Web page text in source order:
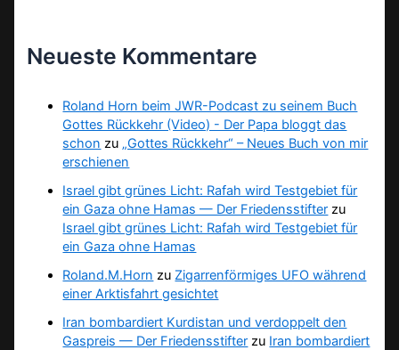
Neueste Kommentare
Roland Horn beim JWR-Podcast zu seinem Buch
Gottes Rückkehr (Video) - Der Papa bloggt das
schon zu „Gottes Rückkehr“ – Neues Buch von mir
erschienen
Israel gibt grünes Licht: Rafah wird Testgebiet für
ein Gaza ohne Hamas — Der Friedensstifter zu
Israel gibt grünes Licht: Rafah wird Testgebiet für
ein Gaza ohne Hamas
Roland.M.Horn zu Zigarrenförmiges UFO während
einer Arktisfahrt gesichtet
Iran bombardiert Kurdistan und verdoppelt den
Gaspreis — Der Friedensstifter zu Iran bombardiert